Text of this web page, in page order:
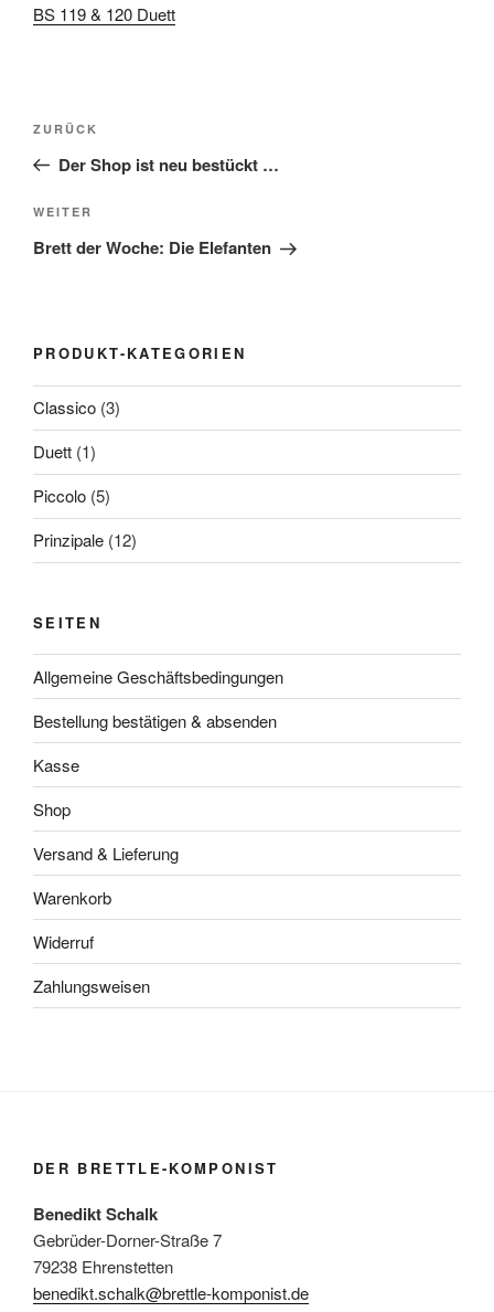
BS 119 & 120 Duett
Beitragsnavigation
Vorheriger
Beitrag
ZURÜCK
Der Shop ist neu bestückt …
Nächster
Beitrag
WEITER
Brett der Woche: Die Elefanten
PRODUKT-KATEGORIEN
Classico (3)
Duett (1)
Piccolo (5)
Prinzipale (12)
SEITEN
Allgemeine Geschäftsbedingungen
Bestellung bestätigen & absenden
Kasse
Shop
Versand & Lieferung
Warenkorb
Widerruf
Zahlungsweisen
DER BRETTLE-KOMPONIST
Benedikt Schalk
Gebrüder-Dorner-Straße 7
79238 Ehrenstetten
benedikt.schalk@brettle-komponist.de